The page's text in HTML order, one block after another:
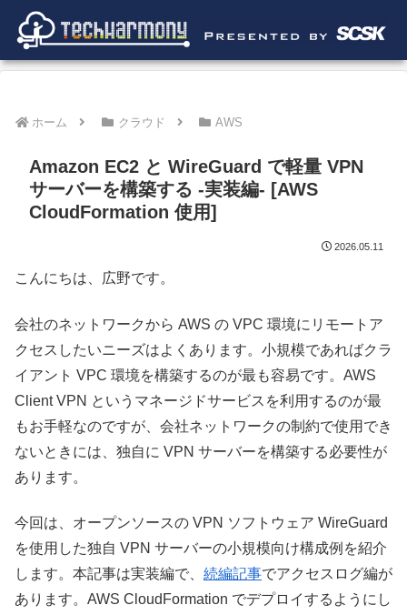
ホーム クラウド AWS
Amazon EC2 と WireGuard で軽量 VPN
サーバーを構築する -実装編- [AWS
CloudFormation 使用]
2026.05.11
こんにちは、広野です。
会社のネットワークから AWS の VPC 環境にリモートア
クセスしたいニーズはよくあります。小規模であればクラ
イアント VPC 環境を構築するのが最も容易です。AWS
Client VPN というマネージドサービスを利用するのが最
もお手軽なのですが、会社ネットワークの制約で使用でき
ないときには、独自に VPN サーバーを構築する必要性が
あります。
今回は、オープンソースの VPN ソフトウェア WireGuard
を使用した独自 VPN サーバーの小規模向け構成例を紹介
します。本記事は実装編で、 続編記事でアクセスログ編が
あります。AWS CloudFormation でデプロイするようにし